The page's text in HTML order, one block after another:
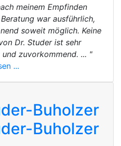
meinem Empfinden
war ausführlich,
soweit möglich. Keine
Dr. Studer ist sehr
zuvorkommend. ... "
...
Buholzer
Buholzer